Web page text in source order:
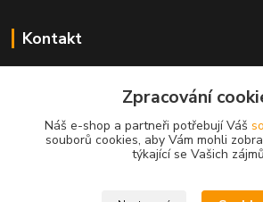
Kontakt
Zpracování
Náš e-shop a partneři potřebují Váš
souborů cookies, aby Vám mohli
týkající se Vašich